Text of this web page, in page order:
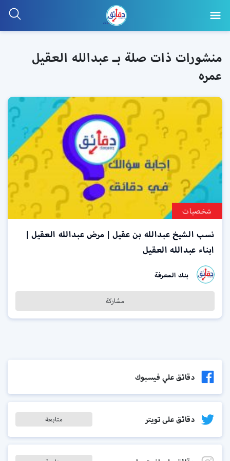
منشورات ذات صلة بـ عبدالله العقيل
عمره
شخصيات
نسب الشيخ عبدالله بن عقيل | مرض عبدالله العقيل |
ابناء عبدالله العقيل
بنك المعرفة
مشاركة
دقائق علي فيسبوك
دقائق على تويتر متابعة